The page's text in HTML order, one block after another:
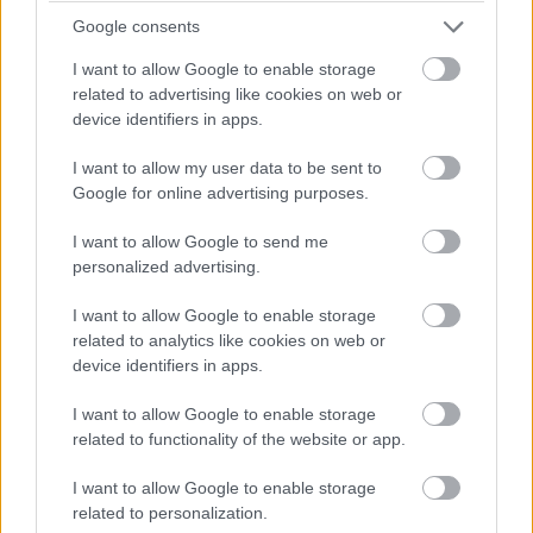
Google consents
I want to allow Google to enable storage
related to advertising like cookies on web or
device identifiers in apps.
I want to allow my user data to be sent to
Google for online advertising purposes.
I want to allow Google to send me
personalized advertising.
I want to allow Google to enable storage
related to analytics like cookies on web or
device identifiers in apps.
I want to allow Google to enable storage
related to functionality of the website or app.
I want to allow Google to enable storage
related to personalization.
A Bika 2026 nyarán nem vakmerő húzásokkal, hanem
megfontolt, szinte már mesterien kimért döntésekkel nyer.
Júniusban egy olyan helyzetbe kerülsz, ahol más kapkodna,
te viszont kivársz – és pont ez hozza meg az anyagi előnyt.
Egy vásárlás, alku vagy szerződés körül érdemes lesz
hagyni ülepedni a dolgokat.
eladnának, áraznának, újratárgyalnának vagy jobb
feltételekkel szeretnének megszerezni. Egy tárgy, ingóság,
amelyből végül te jössz ki jobban. Nem nagy varázslat ez,
inkább pengeéles időzítés.
Július elején egy férfi energiájú személy lehet kulcsfigura a